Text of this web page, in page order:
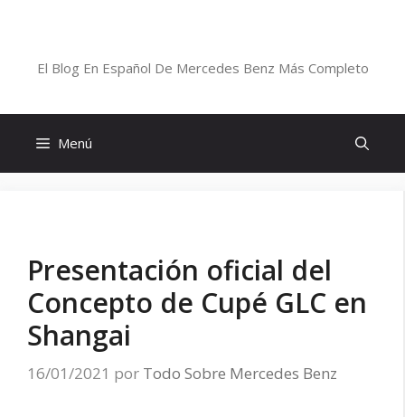
El Blog En Español De Mercedes Benz Más Completo
Menú
Presentación oficial del
Concepto de Cupé GLC en
Shangai
16/01/2021 por Todo Sobre Mercedes Benz